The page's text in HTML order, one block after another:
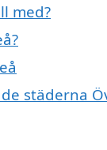
med?
städerna